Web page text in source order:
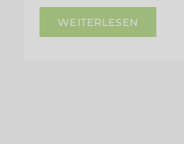
WEITERLESEN